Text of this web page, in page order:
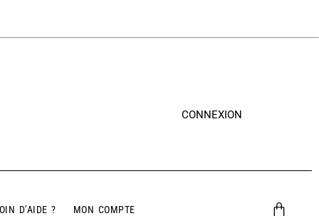
CONNEXION
D’AIDE ? MON COMPTE